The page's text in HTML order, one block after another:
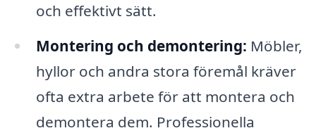
och effektivt sätt.
Montering och demontering: Möbler,
hyllor och andra stora föremål kräver
ofta extra arbete för att montera och
demontera dem. Professionella